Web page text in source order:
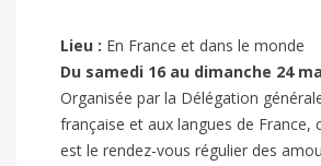
Lieu : En France et dans le monde
Du samedi 16 au dimanche 24
Organisée par la Délégation
française et aux langues de France,
est le rendez-vous régulier des